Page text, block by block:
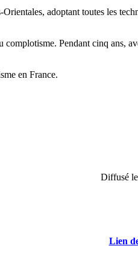
adoptant toutes les
Pendant cinq ans,
en France.
Diffusé
Lien